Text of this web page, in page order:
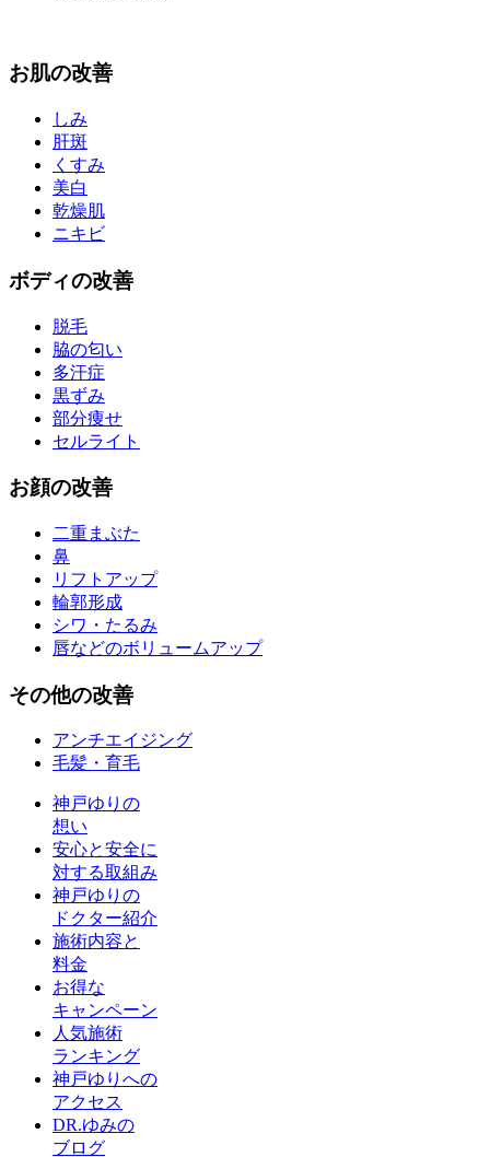
お肌の改善
しみ
肝斑
くすみ
美白
乾燥肌
ニキビ
ボディの改善
脱毛
脇の匂い
多汗症
黒ずみ
部分痩せ
セルライト
お顔の改善
二重まぶた
鼻
リフトアップ
輪郭形成
シワ・たるみ
唇などのボリュームアップ
その他の改善
アンチエイジング
毛髪・育毛
神戸ゆりの
想い
安心と安全に
対する取組み
神戸ゆりの
ドクター紹介
施術内容と
料金
お得な
キャンペーン
人気施術
ランキング
神戸ゆりへの
アクセス
DR.ゆみの
ブログ